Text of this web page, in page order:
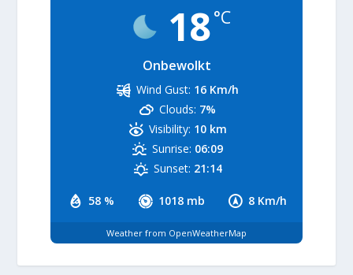
18°C
Onbewolkt
58 % 1018 mb 8 Km/h
Wind Gust: 16 Km/h
Clouds: 7%
Visibility: 10 km
Sunrise: 06:09
Sunset: 21:14
Weather from OpenWeatherMap